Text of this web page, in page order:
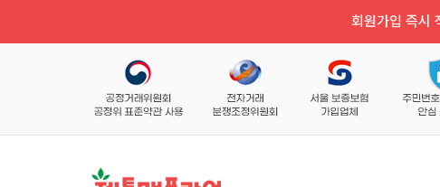
회원가입 즉시